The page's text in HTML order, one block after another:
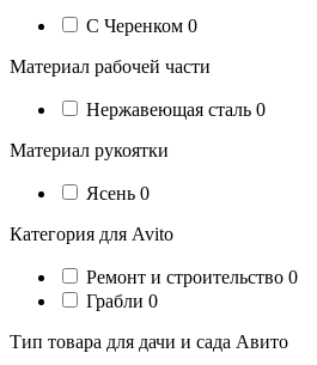
С Черенком 0
Материал рабочей части
Нержавеющая сталь 0
Материал рукоятки
Ясень 0
Категория для Avito
Ремонт и строительство 0
Грабли 0
Тип товара для дачи и сада Авито